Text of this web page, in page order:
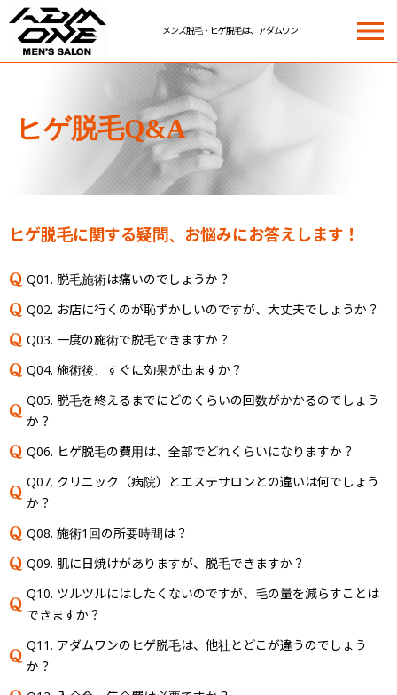
メンズ脱毛・ヒゲ脱毛は、アダムワン
ヒゲ脱毛Q&A
ヒゲ脱毛に関する疑問、お悩みにお答えします！
Q01. 脱毛施術は痛いのでしょうか？
Q02. お店に行くのが恥ずかしいのですが、大丈夫でしょうか？
Q03. 一度の施術で脱毛できますか？
Q04. 施術後、すぐに効果が出ますか？
Q05. 脱毛を終えるまでにどのくらいの回数がかかるのでしょう
か？
Q06. ヒゲ脱毛の費用は、全部でどれくらいになりますか？
Q07. クリニック（病院）とエステサロンとの違いは何でしょう
か？
Q08. 施術1回の所要時間は？
Q09. 肌に日焼けがありますが、脱毛できますか？
Q10. ツルツルにはしたくないのですが、毛の量を減らすことは
できますか？
Q11. アダムワンのヒゲ脱毛は、他社とどこが違うのでしょう
か？